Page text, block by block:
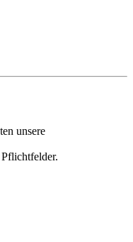
unsere